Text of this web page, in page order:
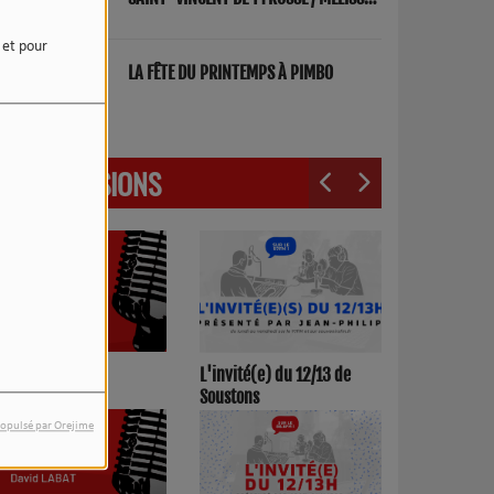
et pour
par Orejime
LA FÊTE DU PRINTEMPS À PIMBO
LES ÉMISSIONS
L'invité(e) du 12/13 de
Soustons